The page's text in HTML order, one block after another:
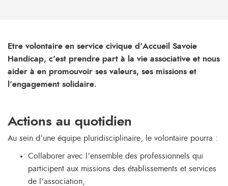
Etre volontaire en service civique d’Accueil Savoie
Handicap, c’est prendre part à la vie associative et nous
aider à en promouvoir ses valeurs, ses missions et
l’engagement solidaire.
Actions au quotidien
Au sein d’une équipe pluridisciplinaire, le volontaire pourra :
Collaborer avec l’ensemble des professionnels qui
participent aux missions des établissements et services
de l’association,